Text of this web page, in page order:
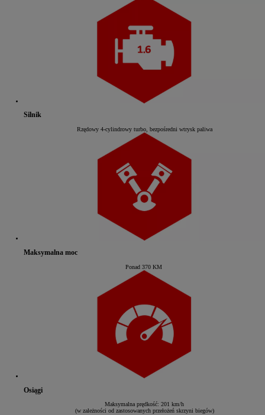
Silnik
Rzędowy 4-cylindrowy turbo, bezpośredni wtrysk paliwa
Maksymalna moc
Ponad 370 KM
Osiągi
Maksymalna prędkość: 201 km/h
(w zależności od zastosowanych przełożeń skrzyni biegów)